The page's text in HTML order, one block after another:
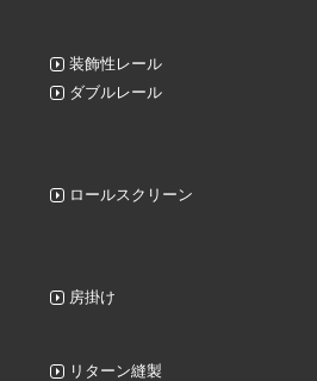
装飾性レール
ダブルレール
ロールスクリーン
房掛け
リターン縫製